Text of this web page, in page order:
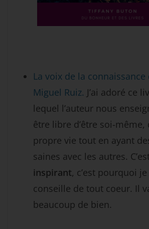
La voix de la connaissance
Miguel Ruiz. J’ai adoré ce
lequel l’auteur nous
être libre d’être soi-même,
propre vie tout en ayant
saines avec les autres.
inspirant, c’est pourquoi
conseille de tout coeur. Il
beaucoup de bien.